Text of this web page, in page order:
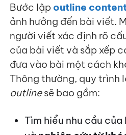
Bước lập outline
ảnh hưởng đến bài viết.
người viết xác định rõ
của bài viết và sắp xếp
đưa vào bài một cách
Thông thường, quy trình
outlinesẽ bao gồm:
Tìm hiểu nhu cầu của